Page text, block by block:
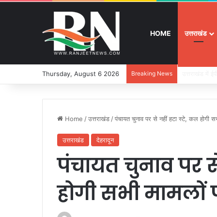
HOME उत्तराखंड
Thursday, August 6 2026 Breaking News
Home /उत्तराखंड /पंचायत चुनाव पर से नहीं हटा स्टे, कल होगी
उत्तराखंड देहरादून
पंचायत चुनाव पर
होगी सभी मामलों